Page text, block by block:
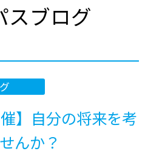
スブログ
】自分の将来を考
んか？